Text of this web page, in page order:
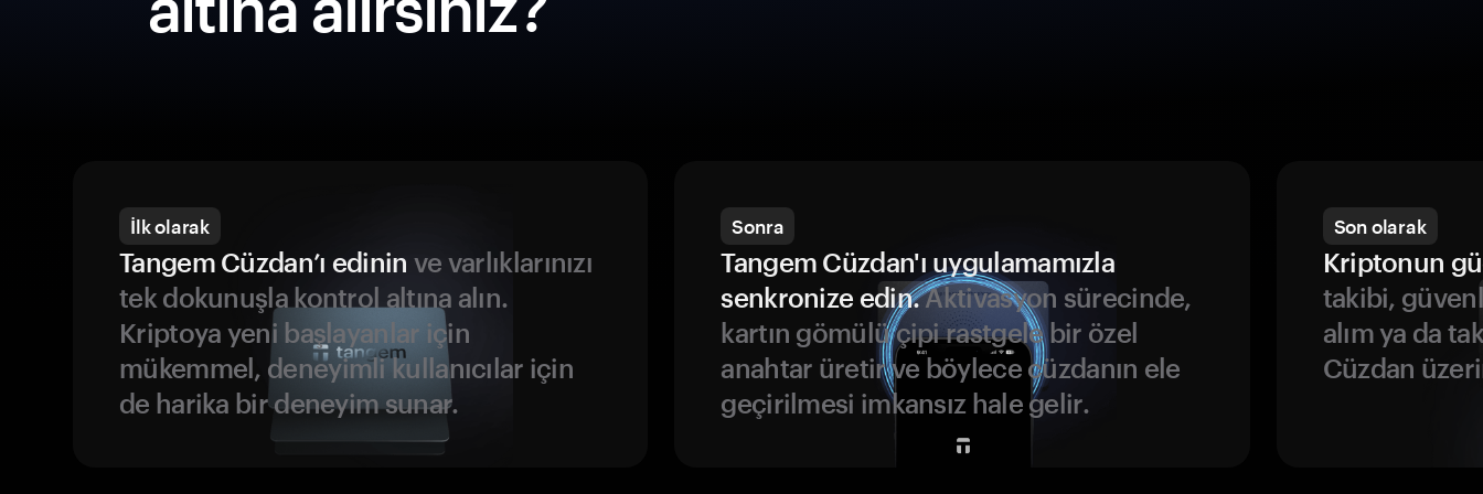
İlk olarak
Tangem Cüzdan’ı edinin ve varlıklarınızı
tek dokunuşla kontrol altına alın.
Kriptoya yeni başlayanlar için
mükemmel, deneyimli kullanıcılar için
de harika bir deneyim sunar.
Sonra
Tangem Cüzdan'ı uygulamamızla
senkronize edin.Aktivasyon sürecinde,
kartın gömülü çipi rastgele bir özel
anahtar üretir ve böylece cüzdanın ele
geçirilmesi imkansız hale gelir.
Son olarak
Kriptonun
takibi,
alım ya da
Cüzdan